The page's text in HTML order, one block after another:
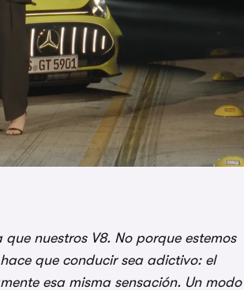
nuestros V8. No porque estemos
que conducir sea adictivo: el
esa misma sensación. Un modo